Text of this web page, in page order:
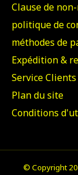
Clause de
politique de
méthodes de
Expédition &
Service Clients
Plan du site
Conditions
© Copyright